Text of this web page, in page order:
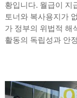
황입니다. 월급이 지
토너와 복사용지가
가 정부의 위법적 해
활동의 독립성과 안